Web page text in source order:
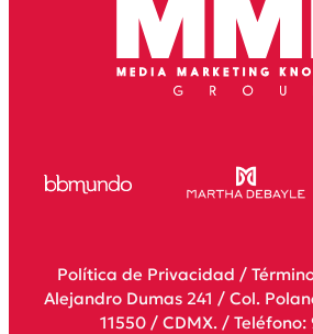
Política de Privacidad /
Alejandro Dumas 241 / Col.
11550 / CDMX. / Teléfono: